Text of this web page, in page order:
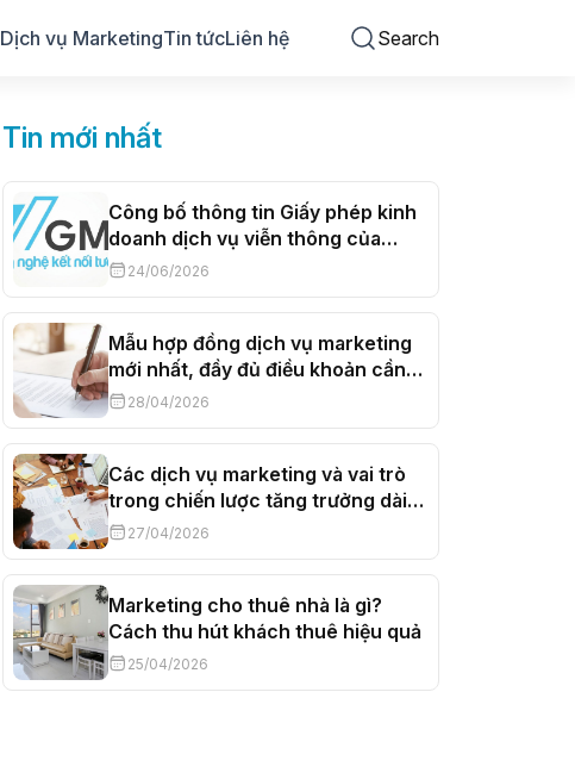
Dịch vụ MarketingTin tứcLiên hệ Search
Tin mới nhất
Công bố thông tin Giấy phép kinh
doanh dịch vụ viễn thông của
Công ty Cổ phần Truyền thông
Trực tuyến VGMO
24/06/2026
Mẫu hợp đồng dịch vụ marketing
mới nhất, đầy đủ điều khoản cần
thiết28/04/2026
Các dịch vụ marketing và vai trò
trong chiến lược tăng trưởng dài
hạn27/04/2026
Marketing cho thuê nhà là gì?
Cách thu hút khách thuê hiệu quả
25/04/2026